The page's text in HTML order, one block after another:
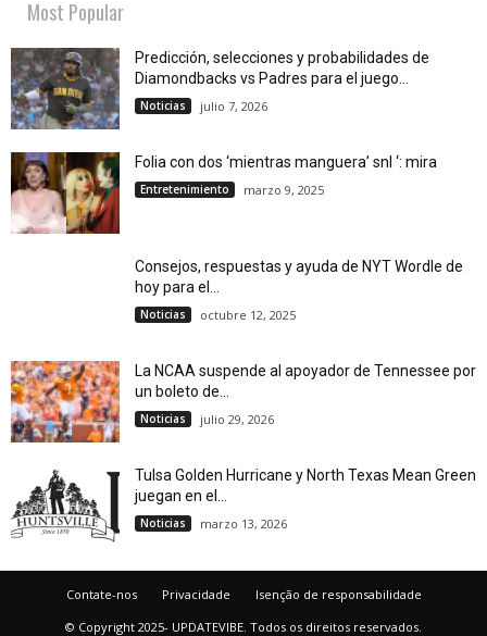
Most Popular
Predicción, selecciones y probabilidades de
Diamondbacks vs Padres para el juego...
Noticias julio 7, 2026
Folia con dos ‘mientras manguera’ snl ‘: mira
Entretenimiento marzo 9, 2025
Consejos, respuestas y ayuda de NYT Wordle de
hoy para el...
Noticias octubre 12, 2025
La NCAA suspende al apoyador de Tennessee por
un boleto de...
Noticias julio 29, 2026
Tulsa Golden Hurricane y North Texas Mean Green
juegan en el...
Noticias marzo 13, 2026
Contate-nos Privacidade
Isenção de responsabilidade
© Copyright 2025- UPDATEVIBE. Todos os direitos reservados.